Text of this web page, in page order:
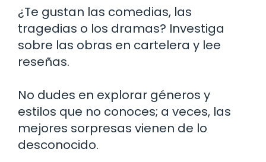
¿Te gustan las comedias, las
tragedias o los dramas? Investiga
sobre las obras en cartelera y lee
reseñas.
No dudes en explorar géneros y
estilos que no conoces; a veces, las
mejores sorpresas vienen de lo
desconocido.